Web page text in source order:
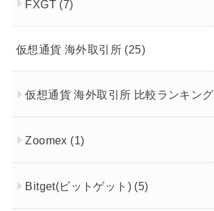
FXGT (7)
仮想通貨 海外取引所 (25)
仮想通貨 海外取引所 比較ランキング
Zoomex (1)
Bitget(ビットゲット) (5)